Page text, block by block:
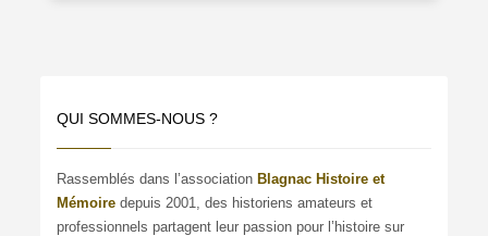
QUI SOMMES-NOUS ?
Rassemblés dans l’associationBlagnac Histoire et
Mémoire depuis 2001, des historiens amateurs et
professionnels partagent leur passion pour l’histoire sur